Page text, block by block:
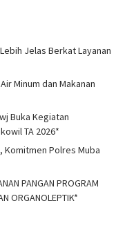
Jelas Berkat Layanan
Minum dan Makanan
Buka Kegiatan
TA 2026*
Komitmen Polres Muba
PANGAN PROGRAM
ORGANOLEPTIK*